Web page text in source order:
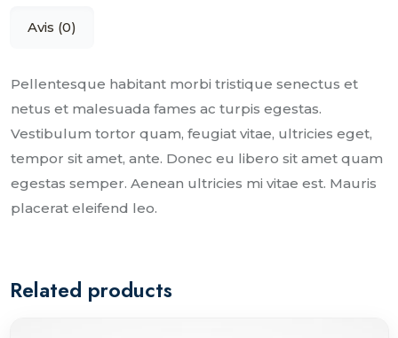
Avis (0)
Pellentesque habitant morbi tristique senectus et
netus et malesuada fames ac turpis egestas.
Vestibulum tortor quam, feugiat vitae, ultricies eget,
tempor sit amet, ante. Donec eu libero sit amet quam
egestas semper. Aenean ultricies mi vitae est. Mauris
placerat eleifend leo.
Related products